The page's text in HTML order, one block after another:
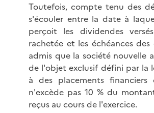
Toutefois, compte tenu des
s'écouler entre la date à
perçoit les dividendes
rachetée et les échéances
admis que la société nouvelle
de l'objet exclusif défini par la
à des placements
n'excède pas 10 % du
reçus au cours de l'exercice.